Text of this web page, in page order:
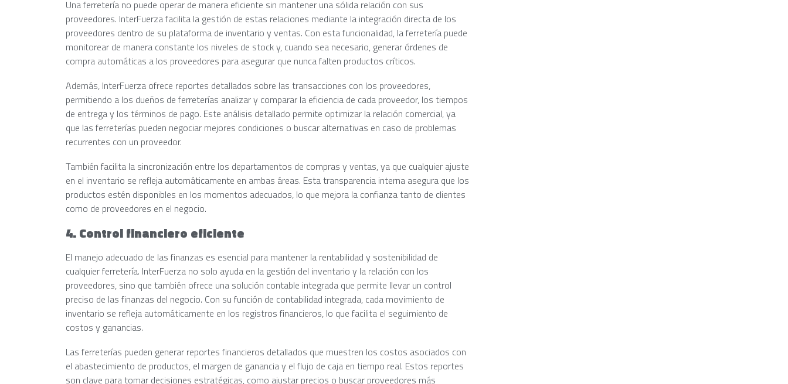
Una ferretería no puede operar de manera eficiente sin mantener una sólida relación con sus
proveedores. InterFuerza facilita la gestión de estas relaciones mediante la integración directa de los
proveedores dentro de su plataforma de inventario y ventas. Con esta funcionalidad, la ferretería puede
monitorear de manera constante los niveles de stock y, cuando sea necesario, generar órdenes de
compra automáticas a los proveedores para asegurar que nunca falten productos críticos.
Además, InterFuerza ofrece reportes detallados sobre las transacciones con los proveedores,
permitiendo a los dueños de ferreterías analizar y comparar la eficiencia de cada proveedor, los tiempos
de entrega y los términos de pago. Este análisis detallado permite optimizar la relación comercial, ya
que las ferreterías pueden negociar mejores condiciones o buscar alternativas en caso de problemas
recurrentes con un proveedor.
También facilita la sincronización entre los departamentos de compras y ventas, ya que cualquier ajuste
en el inventario se refleja automáticamente en ambas áreas. Esta transparencia interna asegura que los
productos estén disponibles en los momentos adecuados, lo que mejora la confianza tanto de clientes
como de proveedores en el negocio.
4. Control financiero eficiente
El manejo adecuado de las finanzas es esencial para mantener la rentabilidad y sostenibilidad de
cualquier ferretería. InterFuerza no solo ayuda en la gestión del inventario y la relación con los
proveedores, sino que también ofrece una solución contable integrada que permite llevar un control
preciso de las finanzas del negocio. Con su función de contabilidad integrada, cada movimiento de
inventario se refleja automáticamente en los registros financieros, lo que facilita el seguimiento de
costos y ganancias.
Las ferreterías pueden generar reportes financieros detallados que muestren los costos asociados con
el abastecimiento de productos, el margen de ganancia y el flujo de caja en tiempo real. Estos reportes
son clave para tomar decisiones estratégicas, como ajustar precios o buscar proveedores más